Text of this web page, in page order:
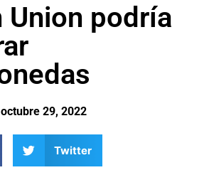
Union podría
octubre 29, 2022
Twitter